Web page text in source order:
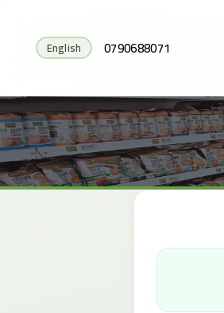
0790688071
English